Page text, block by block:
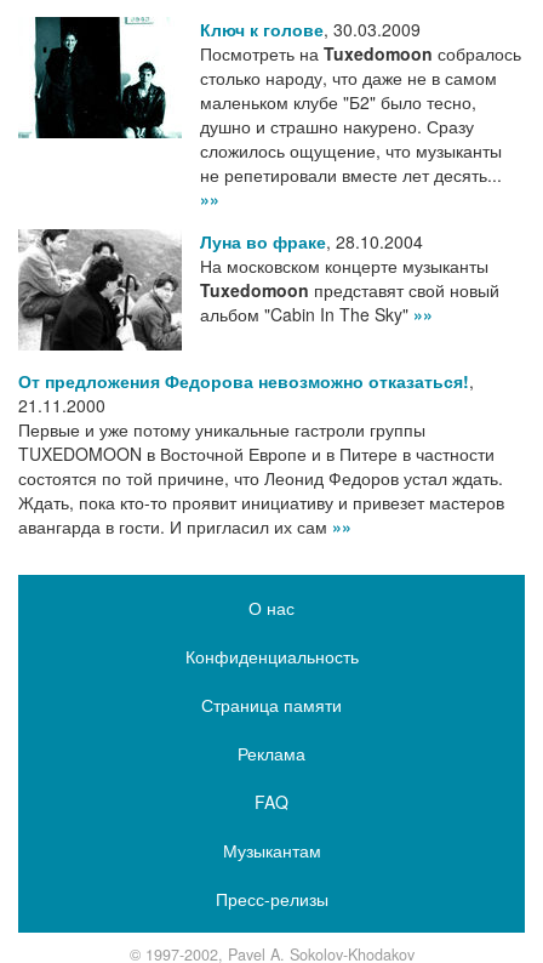
Ключ к голове, 30.03.2009
Посмотреть на Tuxedomoon собралось
столько народу, что даже не в самом
маленьком клубе "Б2" было тесно,
душно и страшно накурено. Сразу
сложилось ощущение, что музыканты
не репетировали вместе лет десять...
»»
Луна во фраке, 28.10.2004
На московском концерте музыканты
Tuxedomoon представят свой новый
альбом "Cabin In The Sky" »»
От предложения Федорова невозможно отказаться!,
21.11.2000
Первые и уже потому уникальные гастроли группы
TUXEDOMOON в Восточной Европе и в Питере в частности
состоятся по той причине, что Леонид Федоров устал ждать.
Ждать, пока кто-то проявит инициативу и привезет мастеров
авангарда в гости. И пригласил их сам »»
О нас
Конфиденциальность
Страница памяти
Реклама
FAQ
Музыкантам
Пресс-релизы
© 1997-2002, Pavel A. Sokolov-Khodakov